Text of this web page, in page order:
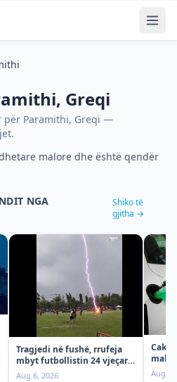
, Greqi
për Paramithi, Greqi —
malore dhe është qendër
NGA
Shiko të
gjitha →
Tragjedi në fushë, rrufeja
mbyt futbollistin 24 vjeçar
gjatë ndeshjes
Aug 6, 2026
për
Aug 6,